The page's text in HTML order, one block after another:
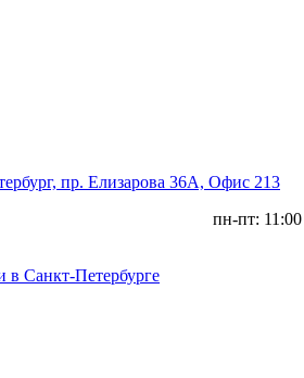
пр. Елизарова 36А, Офис 213
пн-пт: